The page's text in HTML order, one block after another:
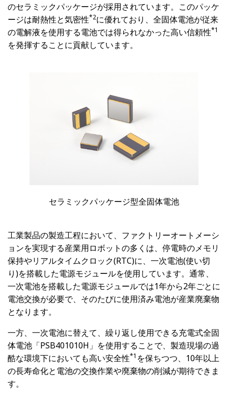
のセラミックパッケージが採用されています。このパッケ
ージは耐熱性と気密性*2に優れており、全固体電池が従来
の電解液を使用する電池では得られなかった高い信頼性*1
を発揮することに貢献しています。
セラミックパッケージ型全固体電池
工業製品の製造工程において、ファクトリーオートメーシ
ョンを実現する産業用ロボットの多くは、停電時のメモリ
保持やリアルタイムクロック(RTC)に、一次電池(使い切
り)を搭載した電源モジュールを使用しています。通常、
一次電池を搭載した電源モジュールでは1年から2年ごとに
電池交換が必要で、そのたびに使用済み電池が産業廃棄物
となります。
一方、一次電池に替えて、繰り返し使用できる充電式全固
体電池「PSB401010H」を使用することで、製造現場の過
酷な環境下においても高い安全性*1 を保ちつつ、10年以上
の長寿命化と電池の交換作業や廃棄物の削減が期待できま
す。